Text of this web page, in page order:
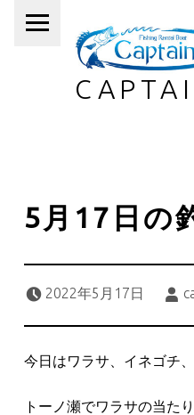
5月17日の
2022年5月17日
今日はワラサ、イネゴチ
トーノ瀬でワラサの当た